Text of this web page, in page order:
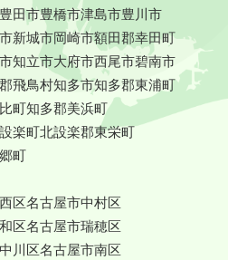
豊田市豊橋市津島市豊川市
新城市岡崎市額田郡幸田町
知立市大府市西尾市碧南市
飛鳥村知多市知多郡東浦町
町知多郡美浜町
楽町北設楽郡東栄町
町
区名古屋市中村区
区名古屋市瑞穂区
川区名古屋市南区